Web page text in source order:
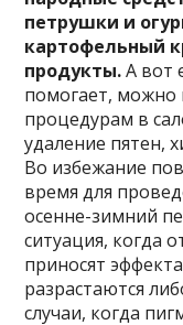
петрушки и
картофельный
продукты.А вот
помогает, можно
процедурам в
удаление пятен,
Во избежание
время для
осенне-зимний
ситуация, когда
приносят
разрастаются
случаи, когда